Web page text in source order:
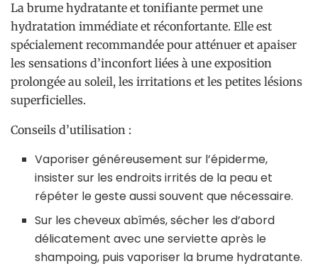
La brume hydratante et tonifiante permet une
hydratation immédiate et réconfortante. Elle est
spécialement recommandée pour atténuer et apaiser
les sensations d’inconfort liées à une exposition
prolongée au soleil, les irritations et les petites lésions
superficielles.
Conseils d’utilisation :
Vaporiser généreusement sur l’épiderme,
insister sur les endroits irrités de la peau et
répéter le geste aussi souvent que nécessaire.
Sur les cheveux abîmés, sécher les d’abord
délicatement avec une serviette après le
shampoing, puis vaporiser la brume hydratante.